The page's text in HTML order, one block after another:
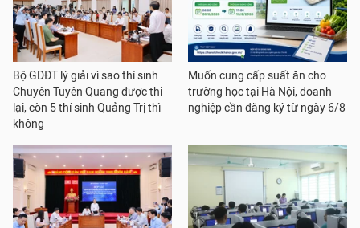
Bộ GDĐT lý giải vì sao thí sinh
Chuyên Tuyên Quang được thi
lại, còn 5 thí sinh Quảng Trị thì
không
Muốn cung cấp suất ăn cho
trường học tại Hà Nội, doanh
nghiệp cần đăng ký từ ngày 6/8